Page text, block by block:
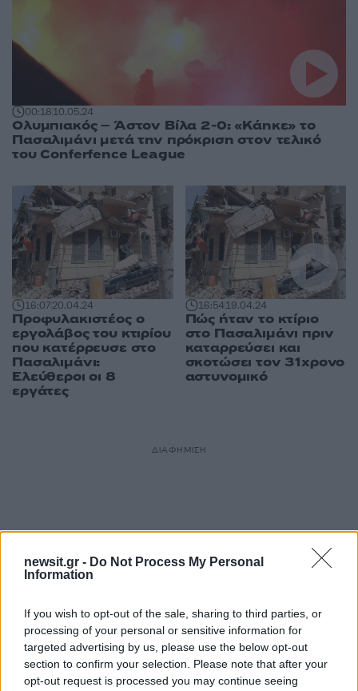
newsit.gr - Do Not Process My Personal
Information
If you wish to opt-out of the sale, sharing to third parties, or
processing of your personal or sensitive information for
targeted advertising by us, please use the below opt-out
section to confirm your selection. Please note that after your
opt-out request is processed you may continue seeing
00:1810.05.24
Ολυμπιακός – Άστον Βίλα 2-0: «Κάηκε» το
Πασαλιμάνι μετά την πρόκριση στον τελικό
του Conferfence League
16:0720.04.24
Προφυλακιστέος ο
εργολάβος του κτιρίου
που κατέρρευσε στο
Πασαλιμάνι:
Ελεύθεροι οι 8
εργάτες
16:5419.04.24
Πώς ήταν το κτίριο
στο Πασαλιμάνι πριν
καταρρεύσει και
σκοτώσει τον 31χρονο
αστυνομικό
ΔΙΑΦΗΜΙΣΗ